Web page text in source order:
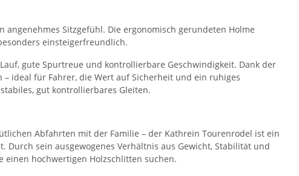
Sitzgefühl. Die ergonomisch gerundeten Holme
einsteigerfreundlich.
gute Spurtreue und kontrollierbare Geschwindigkeit. Dank der
ideal für Fahrer, die Wert auf Sicherheit und ein ruhiges
gut kontrollierbares Gleiten.
Abfahrten mit der Familie – der Kathrein Tourenrodel ist ein
sein ausgewogenes Verhältnis aus Gewicht, Stabilität und
einen hochwertigen Holzschlitten suchen.